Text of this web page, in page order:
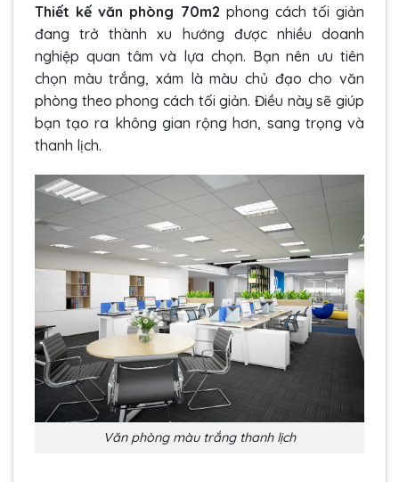
Thiết kế văn phòng 70m2 phong cách tối giản
đang trở thành xu hướng được nhiều doanh
nghiệp quan tâm và lựa chọn. Bạn nên ưu tiên
chọn màu trắng, xám là màu chủ đạo cho văn
phòng theo phong cách tối giản. Điều này sẽ giúp
bạn tạo ra không gian rộng hơn, sang trọng và
thanh lịch.
Văn phòng màu trắng thanh lịch